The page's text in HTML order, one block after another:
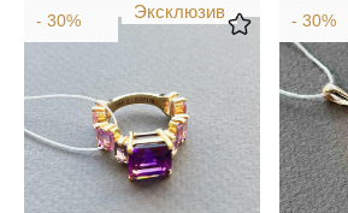
Эксклюзив
- 30% - 30%